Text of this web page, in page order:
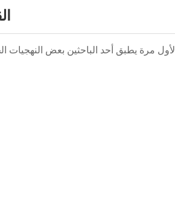
لأول مرة يطبق أحد الباحثين بعض النهجيات